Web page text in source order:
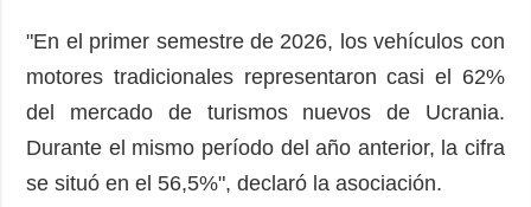
"En el primer semestre de 2026, los vehículos con
motores tradicionales representaron casi el 62%
del mercado de turismos nuevos de Ucrania.
Durante el mismo período del año anterior, la cifra
se situó en el 56,5%", declaró la asociación.